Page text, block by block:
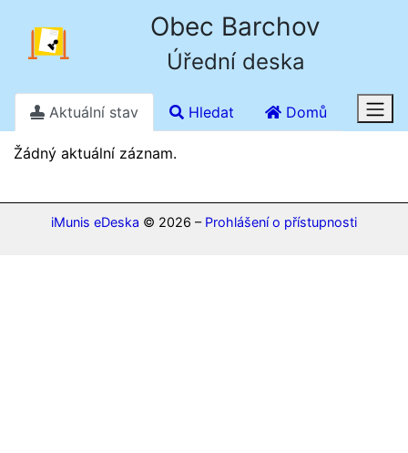
Obec Barchov
Úřední deska
Aktuální stav Hledat Domů
Stav k 8. 8. 2026 17.16
Žádný aktuální záznam.
iMunis eDeska © 2026 – Prohlášení o přístupnosti